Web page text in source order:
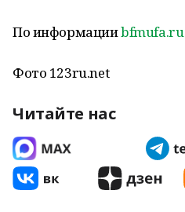
По информацииbfmufa.ru
Фото 123ru.net
Читайте нас